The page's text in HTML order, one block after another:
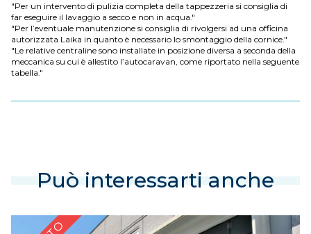
"Per un intervento di pulizia completa della tappezzeria si consiglia di
far eseguire il lavaggio a secco e non in acqua."
"Per l’eventuale manutenzione si consiglia di rivolgersi ad una officina
autorizzata Laika in quanto è necessario lo smontaggio della cornice."
"Le relative centraline sono installate in posizione diversa a seconda della
meccanica su cui è allestito l’autocaravan, come riportato nella seguente
tabella."
Può interessarti anche